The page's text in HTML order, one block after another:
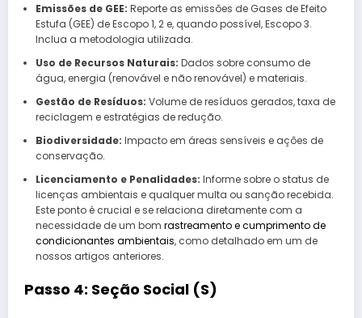
Emissões de GEE: Reporte as emissões de Gases de Efeito
Estufa (GEE) de Escopo 1, 2 e, quando possível, Escopo 3.
Inclua a metodologia utilizada.
Uso de Recursos Naturais: Dados sobre consumo de
água, energia (renovável e não renovável) e materiais.
Gestão de Resíduos: Volume de resíduos gerados, taxa de
reciclagem e estratégias de redução.
Biodiversidade: Impacto em áreas sensíveis e ações de
conservação.
Licenciamento e Penalidades: Informe sobre o status de
licenças ambientais e qualquer multa ou sanção recebida.
Este ponto é crucial e se relaciona diretamente com a
necessidade de um bom rastreamento e cumprimento de
condicionantes ambientais, como detalhado em um de
nossos artigos anteriores.
Passo 4: Seção Social (S)